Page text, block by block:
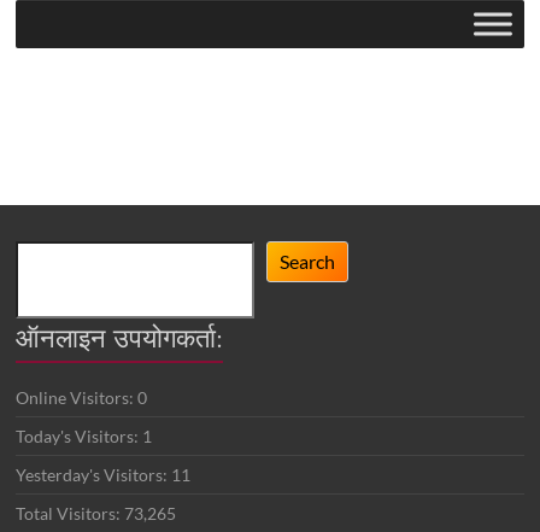
Search
ऑनलाइन उपयोगकर्ता:
Online Visitors:0
Today's Visitors: 1
Yesterday's Visitors: 11
Total Visitors: 73,265